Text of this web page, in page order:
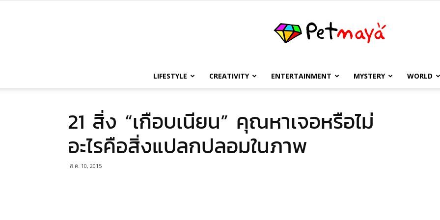
เพชร
LIFESTYLE CREATIVITY ENTERTAINMENT MYSTERY WORLD
21 สิ่ง “เกือบเนียน” คุณหาเจอหรือไม่
อะไรคือสิ่งแปลกปลอมในภาพ
ส.ค. 10, 2015